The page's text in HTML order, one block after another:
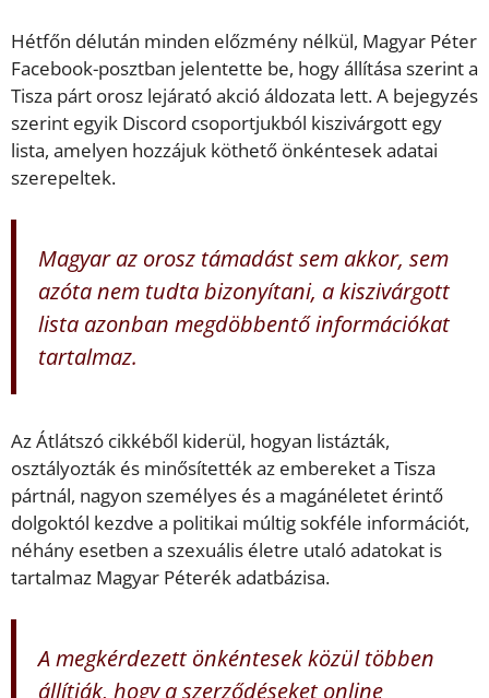
Hétfőn délután minden előzmény nélkül, Magyar Péter
Facebook-posztban jelentette be, hogy állítása szerint a
Tisza párt orosz lejárató akció áldozata lett. A bejegyzés
szerint egyik Discord csoportjukból kiszivárgott egy
lista, amelyen hozzájuk köthető önkéntesek adatai
szerepeltek.
Magyar az orosz támadást sem akkor, sem
azóta nem tudta bizonyítani, a kiszivárgott
lista azonban megdöbbentő információkat
tartalmaz.
Az Átlátszó cikkéből kiderül, hogyan listázták,
osztályozták és minősítették az embereket a Tisza
pártnál, nagyon személyes és a magánéletet érintő
dolgoktól kezdve a politikai múltig sokféle információt,
néhány esetben a szexuális életre utaló adatokat is
tartalmaz Magyar Péterék adatbázisa.
A megkérdezett önkéntesek közül többen
állítják, hogy a szerződéseket online